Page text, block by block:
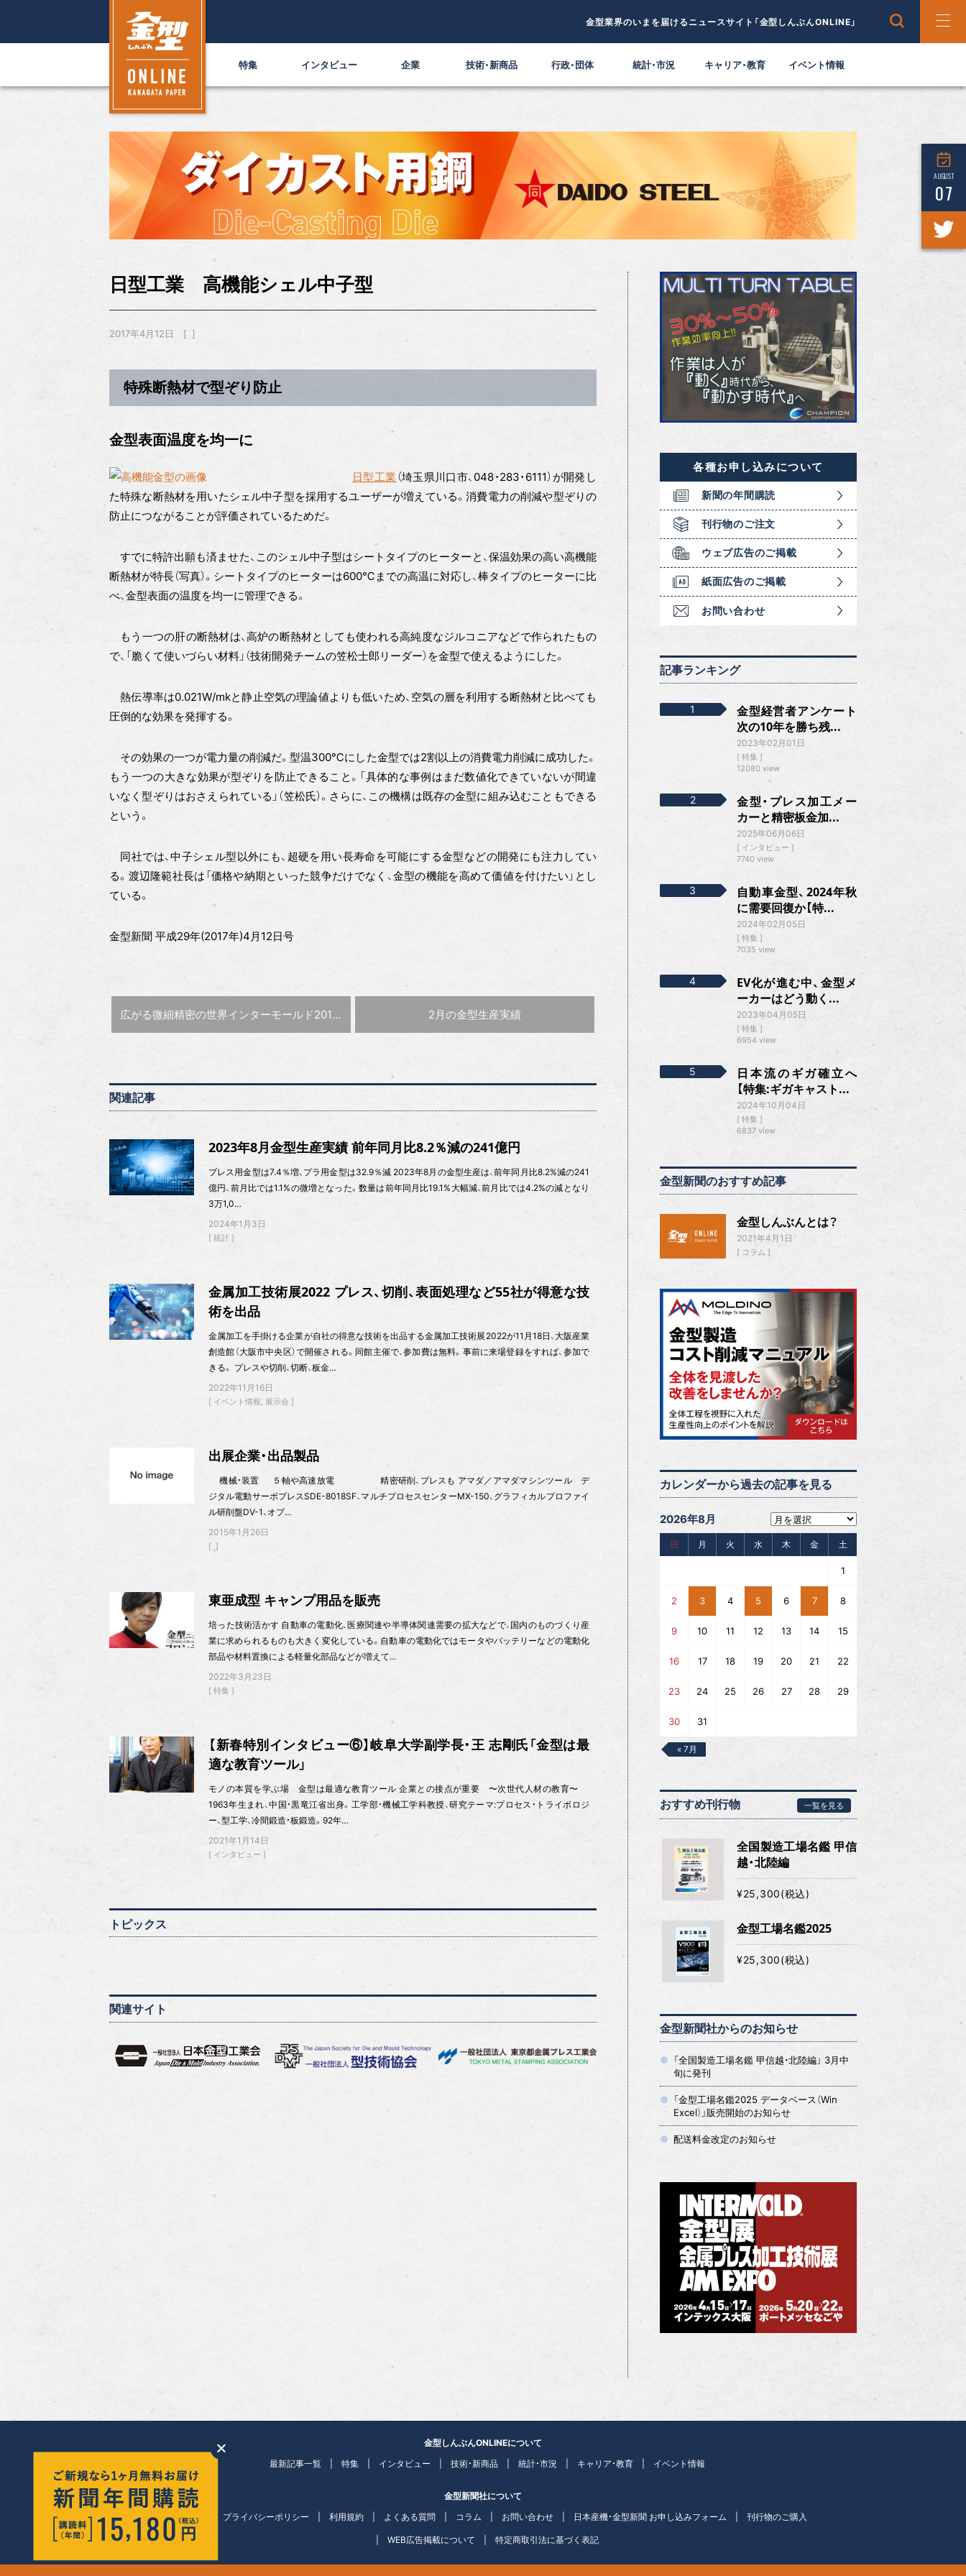
金型業界のいまを届けるニュースサイト「金型しんぶんONLINE」
特集 インタビュー 企業 技術・新商品 行政・団体 統計・市況 キャリア・教育 イベント情報
AUGUST
07
日型工業 高機能シェル中子型
2017年4月12日
特殊断熱材で型ぞり防止
金型表面温度を均一に
日型工業 （埼玉県川口市、048・283・6111）が開発し
た特殊な断熱材を用いたシェル中子型を採用するユーザーが増えている。消費電力の削減や型ぞりの
防止につながることが評価されているためだ。
すでに特許出願も済ませた、このシェル中子型はシートタイプのヒーターと、保温効果の高い高機能
断熱材が特長（写真）。シートタイプのヒーターは600℃までの高温に対応し、棒タイプのヒーターに比
べ、金型表面の温度を均一に管理できる。
もう一つの肝の断熱材は、高炉の断熱材としても使われる高純度なジルコニアなどで作られたもの
で、「脆くて使いづらい材料」（技術開発チームの笠松士郎リーダー）を金型で使えるようにした。
熱伝導率は0.021W/mkと静止空気の理論値よりも低いため、空気の層を利用する断熱材と比べても
圧倒的な効果を発揮する。
その効果の一つが電力量の削減だ。型温300℃にした金型では2割以上の消費電力削減に成功した。
もう一つの大きな効果が型ぞりを防止できること。「具体的な事例はまだ数値化できていないが間違
いなく型ぞりはおさえられている」（笠松氏）。さらに、この機構は既存の金型に組み込むこともできる
という。
同社では、中子シェル型以外にも、超硬を用い長寿命を可能にする金型などの開発にも注力してい
る。渡辺隆範社長は「価格や納期といった競争だけでなく、金型の機能を高めて価値を付けたい」とし
ている。
金型新聞 平成29年(2017年)4月12日号
前の記事 :
広がる微細精密の世界インターモールド2017〜進化する金型〜 次の記事 :
2月の金型生産実績
関連記事
2023年8月金型生産実績 前年同月比8.2％減の241億円
プレス用金型は7.4％増、プラ用金型は32.9％減 2023年8月の金型生産は、前年同月比8.2%減の241
億円、前月比では1.1%の微増となった。数量は前年同月比19.1%大幅減、前月比では4.2%の減となり
3万1,0…
2024年1月3日
統計
金属加工技術展2022 プレス、切削、表面処理など55社が得意な技
術を出品
金属加工を手掛ける企業が自社の得意な技術を出品する金属加工技術展2022が11月18日、大阪産業
創造館（大阪市中央区）で開催される。同館主催で、参加費は無料。事前に来場登録をすれば、参加で
きる。 プレスや切削、切断、板金…
2022年11月16日
イベント情報 展示会
出展企業・出品製品
機械・装置 ５軸や高速放電 精密研削、プレスも アマダ／アマダマシンツール デ
ジタル電動サーボプレスSDE-8018SF、マルチプロセスセンターMX-150、グラフィカルプロファイ
ル研削盤DV-1、オプ…
2015年1月26日
東亜成型 キャンプ用品を販売
培った技術活かす 自動車の電動化、医療関連や半導体関連需要の拡大などで、国内のものづくり産
業に求められるものも大きく変化している。自動車の電動化ではモータやバッテリーなどの電動化
部品や材料置換による軽量化部品などが増えて…
2022年3月23日
特集
【新春特別インタビュー⑥】岐阜大学副学長・王 志剛氏「金型は最
適な教育ツール」
モノの本質を学ぶ場 金型は最適な教育ツール 企業との接点が重要 〜次世代人材の教育〜
1963年生まれ、中国・黒竜江省出身。工学部・機械工学科教授、研究テーマ:プロセス・トライボロジ
ー、型工学、冷間鍛造・板鍛造。92年…
2021年1月14日
インタビュー
トピックス
関連サイト
各種お申し込みについて
新聞の年間購読
刊行物のご注文
ウェブ広告のご掲載
紙面広告のご掲載
お問い合わせ
記事ランキング
金型経営者アンケート
次の10年を勝ち残...
2023年02月01日
特集
12080 view
金型・プレス加工メー
カーと精密板金加...
2025年06月06日
インタビュー
7740 view
自動車金型、2024年秋
に需要回復か【特...
2024年02月05日
特集
7035 view
EV化が進む中、金型メ
ーカーはどう動く...
2023年04月05日
特集
6954 view
日本流のギガ確立へ
【特集:ギガキャスト...
2024年10月04日
特集
6837 view
金型新聞のおすすめ記事
金型しんぶんとは？
2021年4月1日
コラム
カレンダーから過去の記事を見る
2026年8月
日 月 火 水 木 金 土
1
2 3 4 5 6 7 8
9 10 11 12 13 14 15
16 17 18 19 20 21 22
23 24 25 26 27 28 29
30 31
« 7月
おすすめ刊行物 一覧を見る
全国製造工場名鑑 甲信
越・北陸編
¥25,300(税込)
金型工場名鑑2025
¥25,300(税込)
金型新聞社からのお知らせ
「全国製造工場名鑑 甲信越・北陸編」 3月中
旬に発刊
「金型工場名鑑2025 データベース（Win
Excel）」販売開始のお知らせ
配送料金改定のお知らせ
金型しんぶんONLINEについて
最新記事一覧
特集 インタビュー 技術・新商品 統計・市況 キャリア・教育 イベント情報
金型新聞社について
会社紹介
プライバシーポリシー 利用規約 よくある質問 コラム お問い合わせ 日本産機・金型新聞 お申し込みフォーム 刊行物のご購入
WEB広告掲載について 特定商取引法に基づく表記